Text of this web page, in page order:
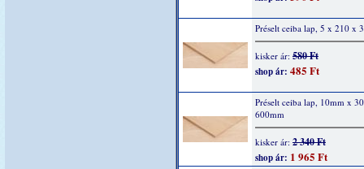
Préselt ceiba lap, 5 x 210 x
kisker ár: 580 Ft
shop ár: 485 Ft
Préselt ceiba lap, 10mm x
600mm
kisker ár: 2 340 Ft
shop ár: 1 965 Ft